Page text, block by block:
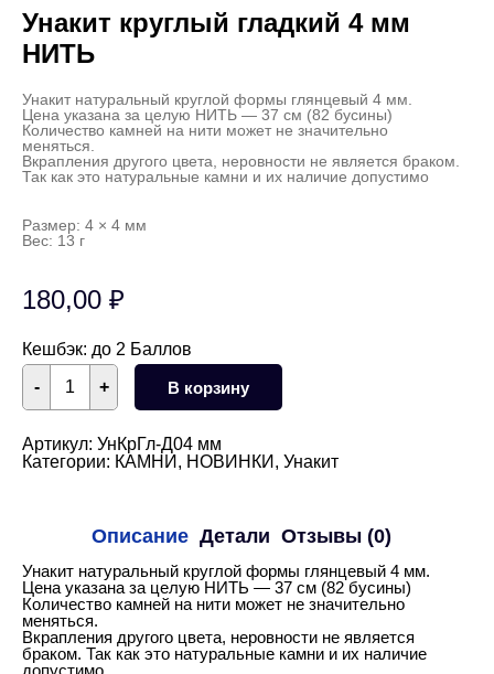
Унакит круглый гладкий 4 мм
НИТЬ
Унакит натуральный круглой формы глянцевый 4 мм.
Цена указана за целую НИТЬ — 37 см (82 бусины)
Количество камней на нити может не значительно
меняться.
Вкрапления другого цвета, неровности не является браком.
Так как это натуральные камни и их наличие допустимо
Размер: 4 × 4 мм
Вес: 13 г
180,00 ₽
Кешбэк: до 2 Баллов
+
Количество
товара
Унакит
гладкий
4
- В корзину
Артикул: УнКрГл-Д04 мм
Категории: КАМНИ , НОВИНКИ , Унакит
Описание Детали Отзывы (0)
Унакит натуральный круглой формы глянцевый 4 мм.
Цена указана за целую НИТЬ — 37 см (82 бусины)
Количество камней на нити может не значительно
меняться.
Вкрапления другого цвета, неровности не является
браком. Так как это натуральные камни и их наличие
допустимо